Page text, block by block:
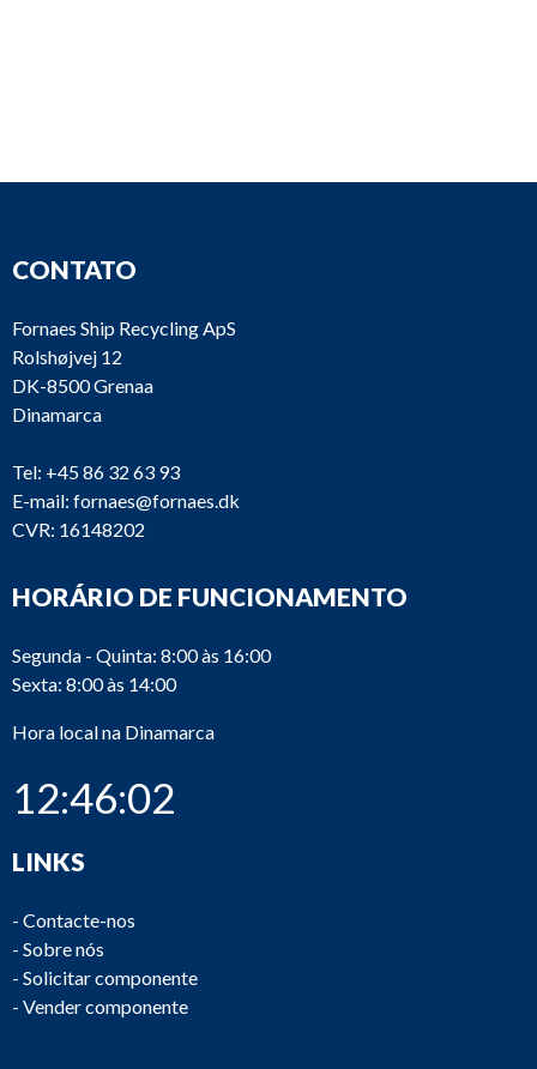
CONTATO
Fornaes Ship Recycling ApS
Rolshøjvej 12
DK-8500 Grenaa
Dinamarca
Tel: +45 86 32 63 93
E-mail: fornaes@fornaes.dk
CVR: 16148202
HORÁRIO DE FUNCIONAMENTO
Segunda - Quinta: 8:00 às 16:00
Sexta: 8:00 às 14:00
Hora local na Dinamarca
12:46:02
LINKS
- Contacte-nos
- Sobre nós
- Solicitar componente
- Vender componente